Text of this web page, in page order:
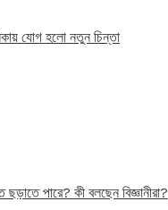
যোগ হলো নতুন চিন্তা
ছড়াতে পারে? কী বলছেন বিজ্ঞানীরা?